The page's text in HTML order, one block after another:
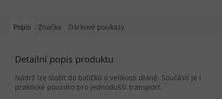
Popis Značka Dárkové poukazy
Detailní popis produktu
Nádrž lze složit do balíčků o velikosti dlaně. Součástí je i
praktické pouzdro pro jednodušší transport.